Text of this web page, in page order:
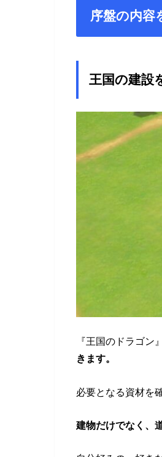
序盤の内容
王国の建設
『王国のドラゴン
きます。
必要となる資材を
建物だけでなく、